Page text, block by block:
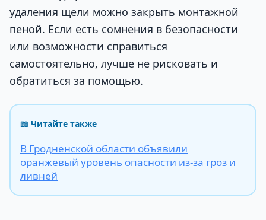
удаления щели можно закрыть монтажной
пеной. Если есть сомнения в безопасности
или возможности справиться
самостоятельно, лучше не рисковать и
обратиться за помощью.
📖 Читайте также
В Гродненской области объявили
оранжевый уровень опасности из-за гроз и
ливней